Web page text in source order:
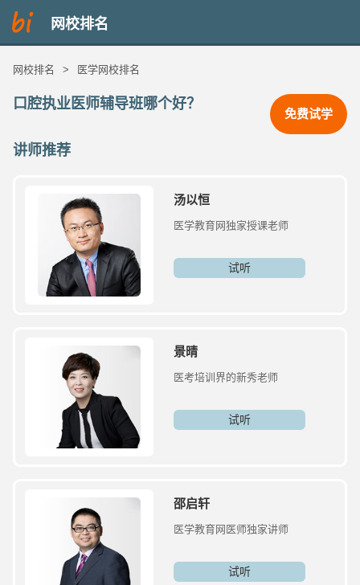
网校排名
网校排名 > 医学网校排名
口腔执业医师辅导班哪个好？
免费试学
讲师推荐
汤以恒
医学教育网独家授课老师
试听
景晴
医考培训界的新秀老师
试听
邵启轩
医学教育网医师独家讲师
试听